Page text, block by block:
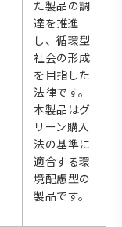
た製品の調
達を推進
し、循環型
社会の形成
を目指した
法律です。
本製品はグ
リーン購入
法の基準に
適合する環
境配慮型の
製品です。